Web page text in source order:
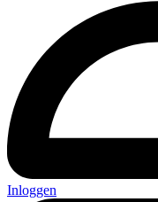
Inloggen